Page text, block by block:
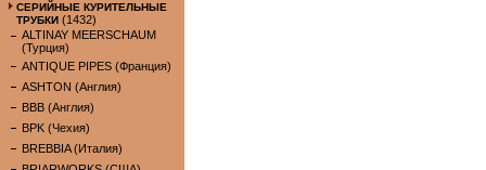
СЕРИЙНЫЕ КУРИТЕЛЬНЫЕ
ТРУБКИ (1432)
ALTINAY MEERSCHAUM
(Турция)
ANTIQUE PIPES (Франция)
ASHTON (Англия)
BBB (Англия)
BPK (Чехия)
BREBBIA (Италия)